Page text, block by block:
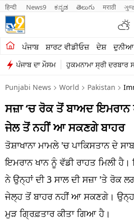
हिन्दी News9 ಕನ್ನಡ తెలుగు मराठी
ਪੰਜਾਬ ਸ਼ਾਰਟ ਵੀਡੀਓਜ਼ ਦੇਸ਼ ਦੁਨੀਆ
ਪੰਜਾਬ ਦਾ ਮੌਸਮ ਹੁਕਮਨਾਮਾ ਸ੍ਰੀ ਦਰਬਾਰ
ਖੇਤੀਬਾੜੀ
ਸ਼ਾਰਟ ਵੀਡੀਓਜ਼
ਕਾਰੋਬਾਰ
ਕਰਿਅਰ
ਦੇਸ਼
ਲਾਈਫ ਸਟਾਈਲ
ਪੰਜਾਬ
Punjabi News World Pakistan
ਸਜ਼ਾ ‘ਚ ਰੋਕ ਤੋਂ ਬਾਅਦ ਇਮਰਾਨ
ਜੇਲ ਤੋਂ ਨਹੀਂ ਆ ਸਕਣਗੇ ਬਾਹਰ
ਤੋਸ਼ਾਖਾਨਾ ਮਾਮਲੇ 'ਚ ਪਾਕਿਸਤਾਨ ਦੇ
ਇਮਰਾਨ ਖਾਨ ਨੂੰ ਵੱਡੀ ਰਾਹਤ ਮਿਲੀ
ਨੇ ਉਨ੍ਹਾਂ ਦੀ 3 ਸਾਲ ਦੀ ਸਜ਼ਾ 'ਤੇ ਰੋਕ
ਜੇਲ੍ਹ ਤੋਂ ਬਾਹਰ ਨਹੀਂ ਆ ਸਕਣਗੇ।
ਮੁੜ ਗ੍ਰਿਫ਼ਤਾਰ ਕੀਤਾ ਗਿਆ ਹੈ।